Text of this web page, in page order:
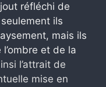
réfléchi de
ils
mais ils
et de la
l’attrait de
mise en